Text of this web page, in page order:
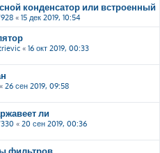
конденсатор или встроенный
« 15 дек 2019, 10:54
« 16 окт 2019, 00:33
« 26 сен 2019, 09:58
ли
« 20 сен 2019, 00:36
фильтров